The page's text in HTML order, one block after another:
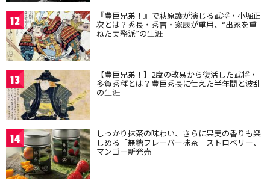
12 『豊臣兄弟！』で萩原護が演じる武将・小堀正
次とは？秀長・秀吉・家康が重用、“出家を重
ねた実務派”の生涯
13 【豊臣兄弟！】2度の改易から復活した武将・
多賀秀種とは？豊臣秀長に仕えた半年間と波乱
の生涯
14 しっかり抹茶の味わい、さらに果実の香りも楽
しめる「無糖フレーバー抹茶」ストロベリー、
マンゴー新発売